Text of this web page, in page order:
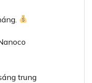
trung